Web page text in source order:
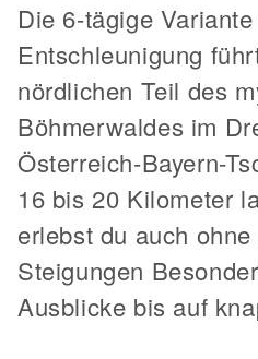
Die 6-tägige
Entschleunigung
nördlichen Teil des
Böhmerwaldes im
Österreich-Bayern-
16 bis 20 Kilometer
erlebst du auch
Steigungen
Ausblicke bis auf